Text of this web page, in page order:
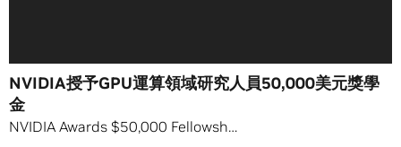
NVIDIA授予GPU運算領域研究人員50,000美元獎學
金
NVIDIA Awards $50,000 Fellowsh…